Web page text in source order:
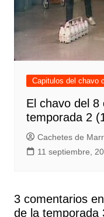
Capitulos del chavo
El chavo del 8
temporada 2
Cachetes de
11 septiembre,
3 comentarios
de la temporada